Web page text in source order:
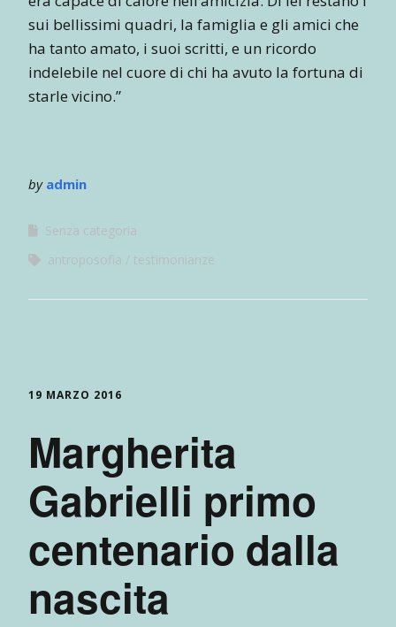
sui bellissimi quadri, la famiglia e gli amici che
ha tanto amato, i suoi scritti, e un ricordo
indelebile nel cuore di chi ha avuto la fortuna di
starle vicino.”
by admin
Senza categoria
antroposofia
testimonianze
19 MARZO 2016
Margherita
Gabrielli primo
centenario dalla
nascita